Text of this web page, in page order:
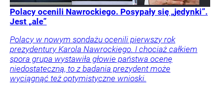
Polacy ocenili Nawrockiego. Posypały się „jedynki”.
Jest „ale”
Polacy w nowym sondażu ocenili pierwszy rok
prezydentury Karola Nawrockiego. I chociaż całkiem
spora grupa wystawiła głowie państwa ocenę
niedostateczną, to z badania prezydent może
wyciągnąć też optymistyczne wnioski.